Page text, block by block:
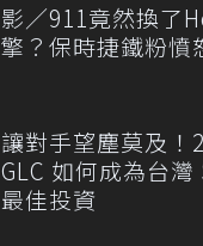
影／911竟然換了
擎？保時捷鐵粉憤
讓對手望塵莫及！
GLC 如何成為台灣
最佳投資